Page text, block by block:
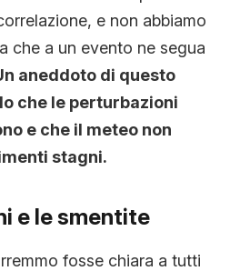
e non abbiamo
che a un evento ne segua
aneddoto di questo
che le perturbazioni
e che il meteo non
stagni.
e le smentite
fosse chiara a tutti